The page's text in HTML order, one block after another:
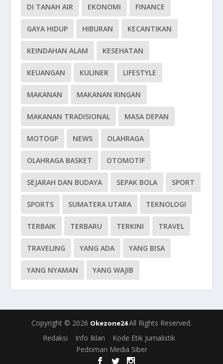
DI TANAH AIR EKONOMI FINANCE
GAYA HIDUP HIBURAN KECANTIKAN
KEINDAHAN ALAM KESEHATAN
KEUANGAN KULINER LIFESTYLE
MAKANAN MAKANAN RINGAN
MAKANAN TRADISIONAL MASA DEPAN
MOTOGP NEWS OLAHRAGA
OLAHRAGA BASKET OTOMOTIF
SEJARAH DAN BUDAYA SEPAK BOLA SPORT
SPORTS SUMATERA UTARA TEKNOLOGI
TERBAIK TERBARU TERKINI TRAVEL
TRAVELING YANG ADA YANG BISA
YANG NYAMAN YANG WAJIB
Copyright © 2026 Okezone24All Rights Reserved.
Redaksi
Info Iklan
Kode Etik Jurnalistik
Pedoman Media Siber